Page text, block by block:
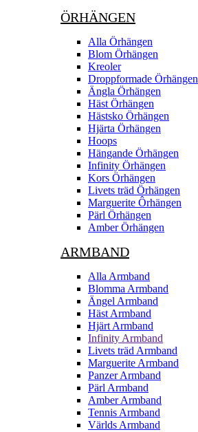
ÖRHÄNGEN
Alla Örhängen
Blom Örhängen
Kreoler
Droppformade Örhängen
Ängla Örhängen
Häst Örhängen
Hästsko Örhängen
Hjärta Örhängen
Hoops
Hängande Örhängen
Infinity Örhängen
Kors Örhängen
Livets träd Örhängen
Marguerite Ôrhängen
Pärl Örhängen
Amber Örhängen
ARMBAND
Alla Armband
Blomma Armband
Ängel Armband
Häst Armband
Hjärt Armband
Infinity Armband
Livets träd Armband
Marguerite Armband
Panzer Armband
Pärl Armband
Amber Armband
Tennis Armband
Världs Armband